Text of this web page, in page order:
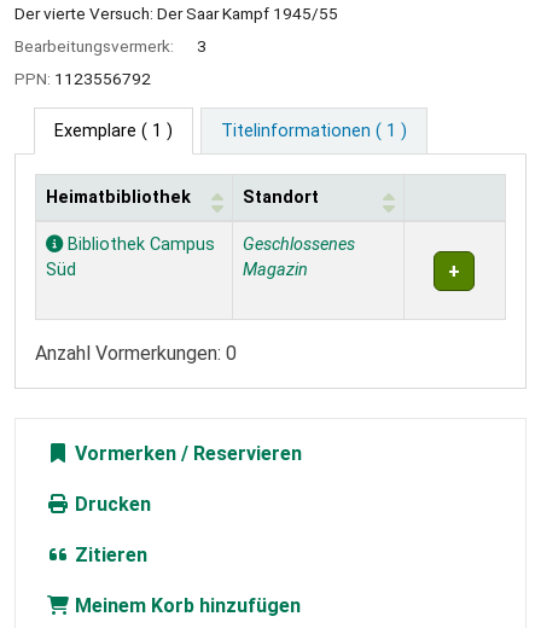
Der vierte Versuch: Der Saar Kampf 1945/55
Bearbeitungsvermerk:
3
PPN: 1123556792
Exemplare ( 1 ) Titelinformationen ( 1 )
Exemplare
Heimatbibliothek Standort
Bibliothek Campus
Süd
Geschlossenes
Magazin
Anzahl Vormerkungen: 0
Vormerken
Drucken
Zitieren
Meinem Korb hinzufügen